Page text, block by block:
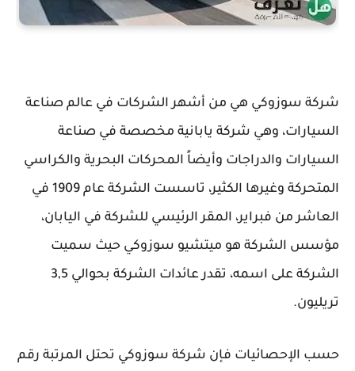
شركة سوزوكي هي من أشهر الشركات في عالم صناعة
السيارات، وهي شركة يابانية مخصصة في صناعة
السيارات والدراجات وأيضاً المحركات البحرية والكراسي
المتحركة وغيرها الكثير، تاسست الشركة عام 1909 في
العاشر من فبراير، المقر الرئيسي للشركة في اليابان،
مؤسس الشركة هو ميتشيو سوزوكي حيث سميت
الشركة على اسمه، تقدر عائدات الشركة بحوالي 3,5
تريليون.
حسب الإحصائيات فإن شركة سوزوكي تحتل المرتبة رقم